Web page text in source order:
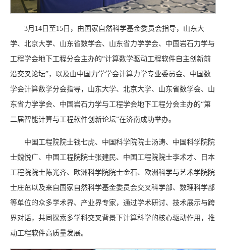
3月14日至15日，由国家自然科学基金委员会指导，山东大
学、北京大学、山东省数学会、山东省力学学会、中国岩石力学与
工程学会地下工程分会主办的“计算数学驱动工程软件自主创新前
沿交叉论坛”，以及由中国力学学会计算力学专业委员会、中国数
学会计算数学分会指导，山东大学、北京大学、山东省数学会、山
东省力学学会、中国岩石力学与工程学会地下工程分会主办的“第
二届智能计算与工程软件创新论坛”在济南成功举办。
中国工程院院士钱七虎、中国科学院院士汤涛、中国科学院院
士魏悦广、中国工程院院士张建民、中国工程院院士李术才、日本
工程院院士陈光齐、欧洲科学院院士金石、欧洲科学与艺术学院院
士庄茁以及来自国家自然科学基金委员会交叉科学部、数理科学部
等单位的众多学术界、产业界专家，通过学术研讨、技术展示与跨
界对话，共同探索多学科交叉背景下计算科学的核心驱动作用，推
动工程软件高质量发展。